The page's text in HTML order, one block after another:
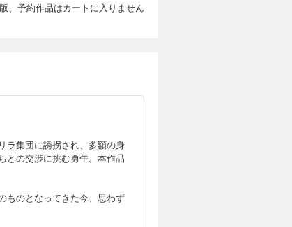
ャ
し
カートに入れる
、予約作品はカートに入りません
ラ集団に誘拐され、多額の身
との交渉に挑む勇午。本作品
ものとなってきた今、思わず